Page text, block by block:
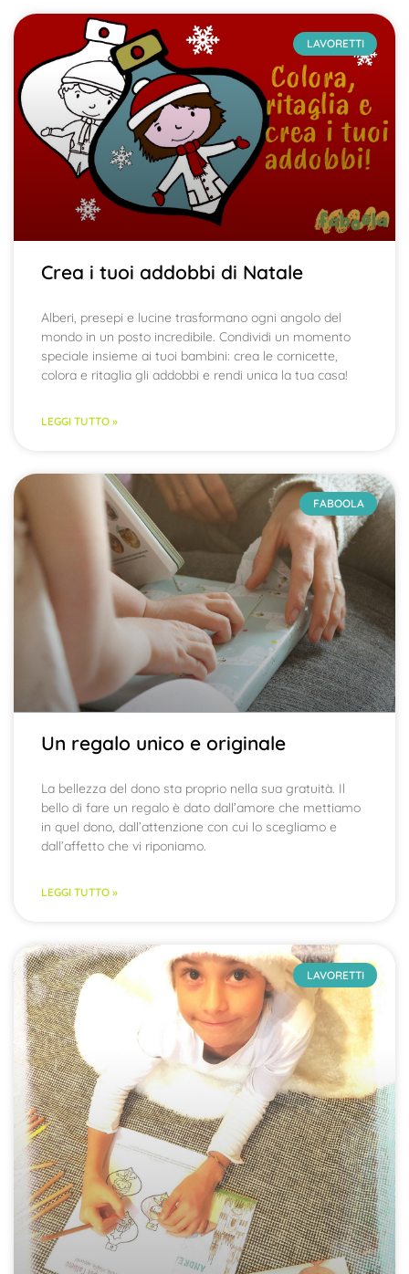
LAVORETTI
Crea i tuoi addobbi di Natale
Alberi, presepi e lucine trasformano ogni angolo del
mondo in un posto incredibile. Condividi un momento
speciale insieme ai tuoi bambini: crea le cornicette,
colora e ritaglia gli addobbi e rendi unica la tua casa!
LEGGI TUTTO »
FABOOLA
Un regalo unico e originale
La bellezza del dono sta proprio nella sua gratuità. Il
bello di fare un regalo è dato dall’amore che mettiamo
in quel dono, dall’attenzione con cui lo scegliamo e
dall’affetto che vi riponiamo.
LEGGI TUTTO »
LAVORETTI